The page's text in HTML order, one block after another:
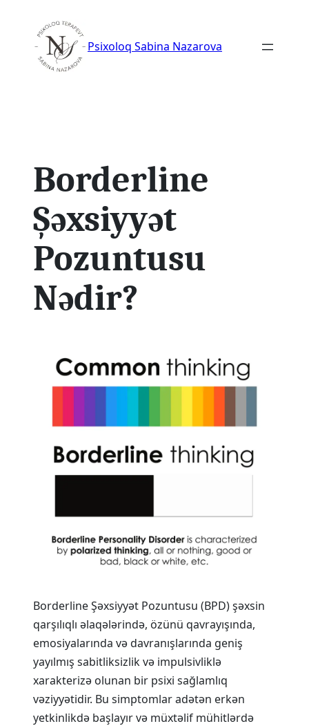
content
Psixoloq Sabina Nazarova
Borderline
Şəxsiyyət
Pozuntusu
Nədir?
Borderline Şəxsiyyət Pozuntusu (BPD) şəxsin
qarşılıqlı əlaqələrində, özünü qavrayışında,
emosiyalarında və davranışlarında geniş
yayılmış sabitliksizlik və impulsivliklə
xarakterizə olunan bir psixi sağlamlıq
vəziyyətidir. Bu simptomlar adətən erkən
yetkinlikdə başlayır və müxtəlif mühitlərdə